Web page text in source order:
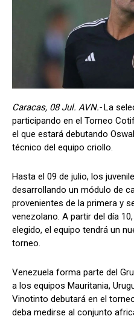
Caracas, 08 Jul. AVN.- La
participando en el Torneo
el que estará debutando
técnico del equipo criollo.
Hasta el 09 de julio, los
desarrollando un módulo de
provenientes de la primera y
venezolano. A partir del día
elegido, el equipo tendrá un
torneo.
Venezuela forma parte del
a los equipos Mauritania,
Vinotinto debutará en el
deba medirse al conjunto